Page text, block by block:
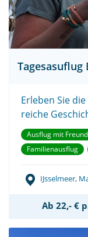
Tagesasuflug
Erleben Sie
reiche
Ausflug mit
Familienausflug
IJsselmeer,
Ab 22,- €